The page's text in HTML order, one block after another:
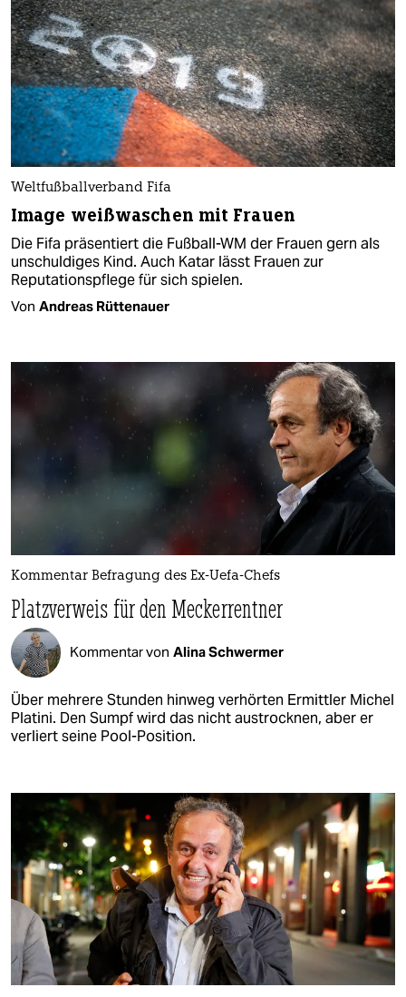
Weltfußballverband Fifa
Image weißwaschen mit Frauen
Die Fifa präsentiert die Fußball-WM der Frauen gern als
unschuldiges Kind. Auch Katar lässt Frauen zur
Reputationspflege für sich spielen.
Von Andreas Rüttenauer
Kommentar Befragung des Ex-Uefa-Chefs
Platzverweis für den Meckerrentner
Kommentar von Alina Schwermer
Über mehrere Stunden hinweg verhörten Ermittler Michel
Platini. Den Sumpf wird das nicht austrocknen, aber er
verliert seine Pool-Position.